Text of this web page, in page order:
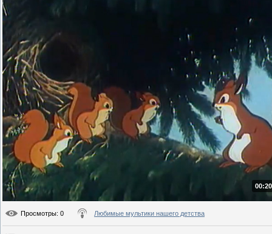
Просмотры: 0 Любимые мультики нашего детства